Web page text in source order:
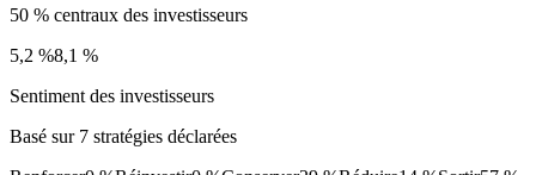
50 % centraux des investisseurs
5,2 %8,1 %
Sentiment des investisseurs
Basé sur 7 stratégies déclarées